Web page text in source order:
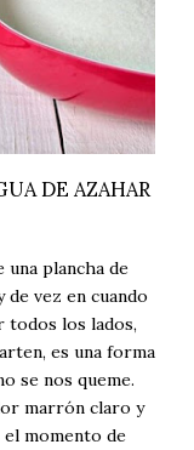
DE AZAHAR
plancha de
vez en cuando
todos los lados,
es una forma
se nos queme.
marrón claro y
el momento de